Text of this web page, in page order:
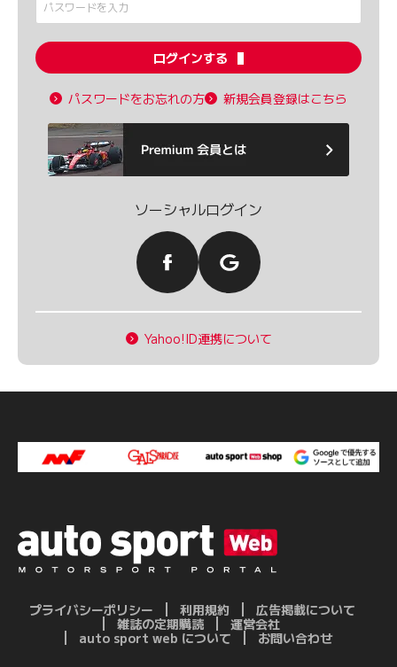
ログインする
パスワードをお忘れの方 新規会員登録はこちら
ソーシャルログイン
Yahoo!ID連携について
プライバシーポリシー 利用規約
広告掲載について
雑誌の定期購読
運営会社
auto sport web について
お問い合わせ